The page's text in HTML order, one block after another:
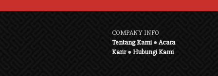
COMPANY INFO
Tentang Kami●Acara
Karir●Hubungi Kami